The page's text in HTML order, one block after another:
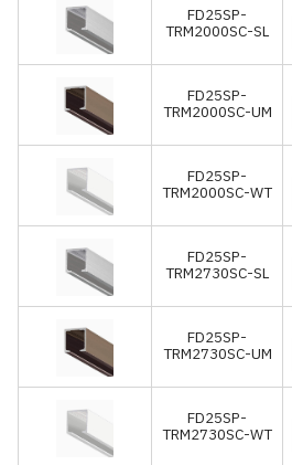
FD25SP-
TRM2000SC-SL
FD25SP-
TRM2000SC-UM
FD25SP-
TRM2000SC-WT
FD25SP-
TRM2730SC-SL
FD25SP-
TRM2730SC-UM
FD25SP-
TRM2730SC-WT